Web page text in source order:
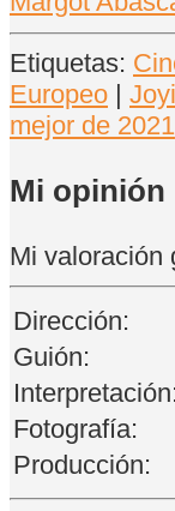
Etiquetas:
Europeo |
mejor de 2021
Mi opinión
Mi valoración
Dirección:
Guión:
Interpretación:
Fotografía:
Producción: